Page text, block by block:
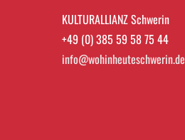
KULTURALLIANZ Schwerin
+49 (0) 385 59 58 75 44
info@wohinheuteschwerin.de